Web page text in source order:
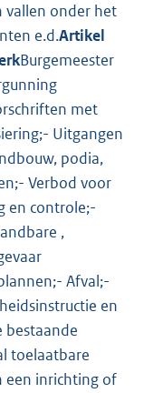
vallen onder het
e.d.Artikel
Burgemeester
met
Uitgangen
podia,
Verbod voor
en controle;-
,
Afval;-
en
bestaande
toelaatbare
een inrichting of